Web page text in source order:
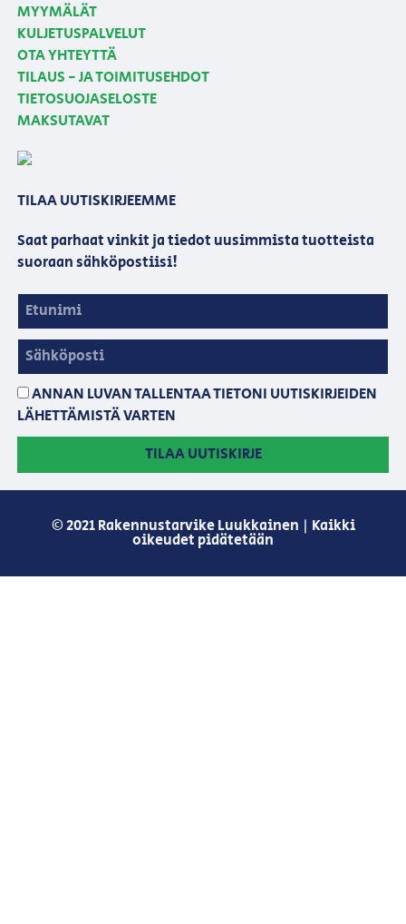
MYYMÄLÄT
KULJETUSPALVELUT
OTA YHTEYTTÄ
TILAUS - JA TOIMITUSEHDOT
TIETOSUOJASELOSTE
MAKSUTAVAT
TILAA UUTISKIRJEEMME
Saat parhaat vinkit ja tiedot uusimmista tuotteista
suoraan sähköpostiisi!
ANNAN LUVAN TALLENTAA TIETONI UUTISKIRJEIDEN
LÄHETTÄMISTÄ VARTEN
TILAA UUTISKIRJE
© 2021 Rakennustarvike Luukkainen | Kaikki
oikeudet pidätetään